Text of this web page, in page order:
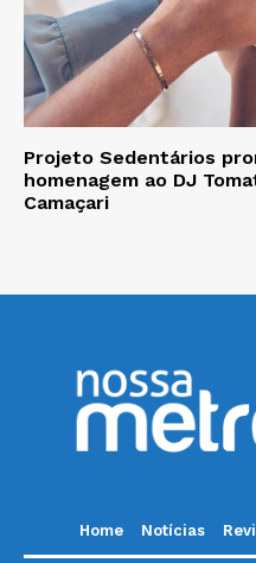
Projeto Sedentários
homenagem ao DJ
Camaçari
Home Notícias